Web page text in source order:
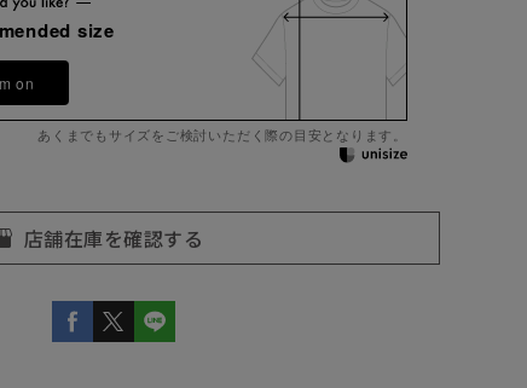
size
on
あくまでもサイズをご検討いただく際の目安となります。